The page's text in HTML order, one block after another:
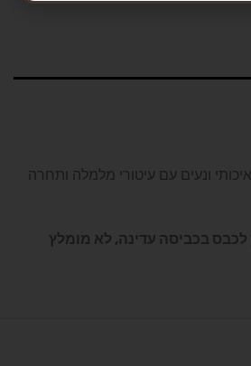
ונעים עם עיטורי מלמלה ותחרה
בכביסה עדינה, לא מומלץ